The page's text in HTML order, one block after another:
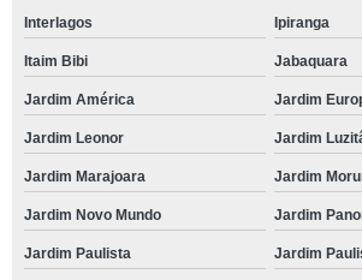
Interlagos Ipiranga
Itaim Bibi Jabaquara
Jardim América Jardim
Jardim Leonor Jardim
Jardim Marajoara Jardim
Jardim Novo Mundo Jardim
Jardim Paulista Jardim